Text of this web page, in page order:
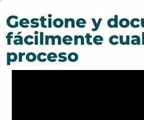
Gestione y
fácilmente
proceso